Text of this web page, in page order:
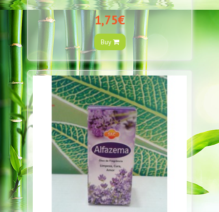
1,75€
Buy